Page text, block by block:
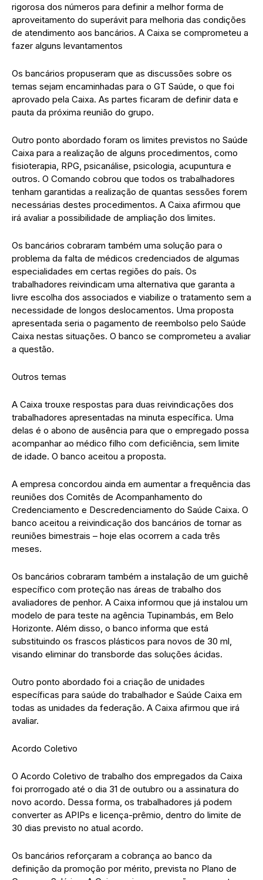
rigorosa dos números para definir a melhor forma de
aproveitamento do superávit para melhoria das condições
de atendimento aos bancários. A Caixa se comprometeu a
fazer alguns levantamentos
Os bancários propuseram que as discussões sobre os
temas sejam encaminhadas para o GT Saúde, o que foi
aprovado pela Caixa. As partes ficaram de definir data e
pauta da próxima reunião do grupo.
Outro ponto abordado foram os limites previstos no Saúde
Caixa para a realização de alguns procedimentos, como
fisioterapia, RPG, psicanálise, psicologia, acupuntura e
outros. O Comando cobrou que todos os trabalhadores
tenham garantidas a realização de quantas sessões forem
necessárias destes procedimentos. A Caixa afirmou que
irá avaliar a possibilidade de ampliação dos limites.
Os bancários cobraram também uma solução para o
problema da falta de médicos credenciados de algumas
especialidades em certas regiões do país. Os
trabalhadores reivindicam uma alternativa que garanta a
livre escolha dos associados e viabilize o tratamento sem a
necessidade de longos deslocamentos. Uma proposta
apresentada seria o pagamento de reembolso pelo Saúde
Caixa nestas situações. O banco se comprometeu a avaliar
a questão.
Outros temas
A Caixa trouxe respostas para duas reivindicações dos
trabalhadores apresentadas na minuta específica. Uma
delas é o abono de ausência para que o empregado possa
acompanhar ao médico filho com deficiência, sem limite
de idade. O banco aceitou a proposta.
A empresa concordou ainda em aumentar a frequência das
reuniões dos Comitês de Acompanhamento do
Credenciamento e Descredenciamento do Saúde Caixa. O
banco aceitou a reivindicação dos bancários de tornar as
reuniões bimestrais – hoje elas ocorrem a cada três
meses.
Os bancários cobraram também a instalação de um guichê
específico com proteção nas áreas de trabalho dos
avaliadores de penhor. A Caixa informou que já instalou um
modelo de para teste na agência Tupinambás, em Belo
Horizonte. Além disso, o banco informa que está
substituindo os frascos plásticos para novos de 30 ml,
visando eliminar do transborde das soluções ácidas.
Outro ponto abordado foi a criação de unidades
específicas para saúde do trabalhador e Saúde Caixa em
todas as unidades da federação. A Caixa afirmou que irá
avaliar.
Acordo Coletivo
O Acordo Coletivo de trabalho dos empregados da Caixa
foi prorrogado até o dia 31 de outubro ou a assinatura do
novo acordo. Dessa forma, os trabalhadores já podem
converter as APIPs e licença-prêmio, dentro do limite de
30 dias previsto no atual acordo.
Os bancários reforçaram a cobrança ao banco da
definição da promoção por mérito, prevista no Plano de